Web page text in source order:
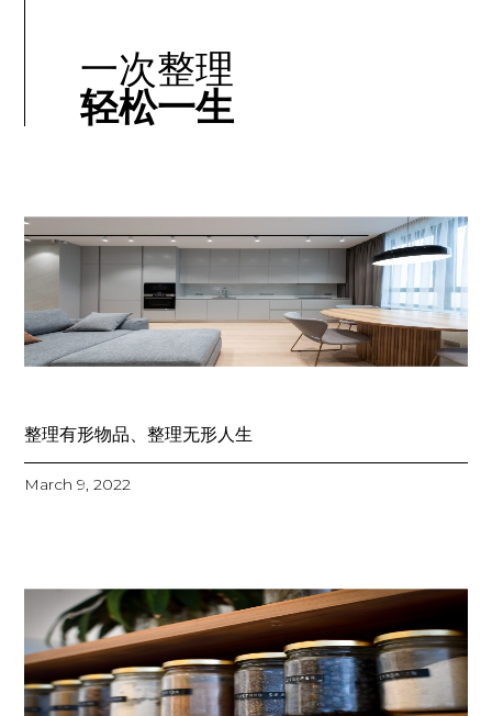
一次整理
轻松一生
整理有形物品、整理无形人生
March 9, 2022